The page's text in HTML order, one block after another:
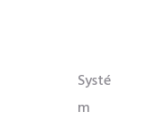
Systé
m